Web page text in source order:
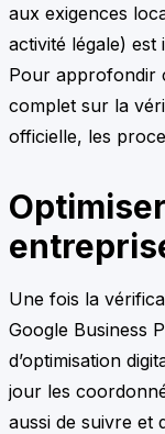
aux exigences
activité légale)
Pour approfondir
complet sur la
officielle, les
Une fois la
Google Business
d’optimisation
jour les
aussi de suivre et